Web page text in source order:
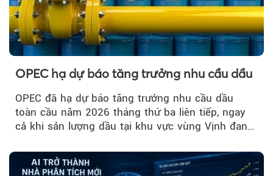
OPEC hạ dự báo tăng trưởng nhu cầu dầu
OPEC đã hạ dự báo tăng trưởng nhu cầu dầu
toàn cầu năm 2026 tháng thứ ba liên tiếp, ngay
cả khi sản lượng dầu tại khu vực vùng Vịnh đang